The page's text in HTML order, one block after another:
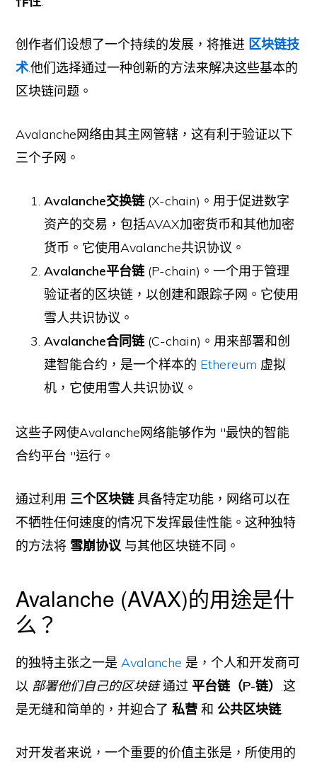
创作者们设想了一个持续的发展，将推进 区块链技
术.他们选择通过一种创新的方法来解决这些基本的
区块链问题。
Avalanche网络由其主网管辖，这有利于验证以下
三个子网。
Avalanche交换链(X-chain)。用于促进数字
资产的交易，包括AVAX加密货币和其他加密
货币。它使用Avalanche共识协议。
Avalanche平台链(P-chain)。一个用于管理
验证者的区块链，以创建和跟踪子网。它使用
雪人共识协议。
Avalanche合同链(C-chain)。用来部署和创
建智能合约，是一个样本的 Ethereum 虚拟
机，它使用雪人共识协议。
这些子网使Avalanche网络能够作为 "最快的智能
合约平台 "运行。
通过利用 三个区块链具备特定功能，网络可以在
不牺牲任何速度的情况下发挥最佳性能。这种独特
的方法将 雪崩协议 与其他区块链不同。
Avalanche (AVAX)的用途是什
么？
的独特主张之一是Avalanche 是，个人和开发商可
以 部署他们自己的区块链通过 平台链（P-链）.这
是无缝和简单的，并迎合了私营和公共区块链.
对开发者来说，一个重要的价值主张是，所使用的